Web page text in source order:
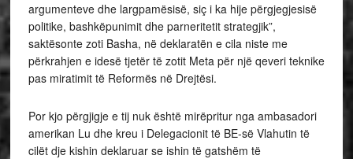
argumenteve dhe largpamësisë, siç i ka hije përgjegjesisë
politike, bashkëpunimit dhe parneritetit strategjik”,
saktësonte zoti Basha, në deklaratën e cila niste me
përkrahjen e idesë tjetër të zotit Meta për një qeveri teknike
pas miratimit të Reformës në Drejtësi.
Por kjo përgjigje e tij nuk është mirëpritur nga ambasadori
amerikan Lu dhe kreu i Delegacionit të BE-së Vlahutin të
cilët dje kishin deklaruar se ishin të gatshëm të